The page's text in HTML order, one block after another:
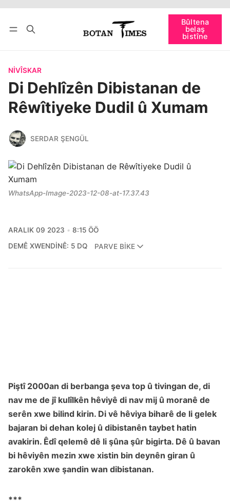
Bûltena
belaş
bistîne
bişopîne
NIVÎSKAR
Di Dehlîzên Dibistanan de
Rêwîtiyeke Dudil û Xumam
SERDAR ŞENGÜL
WhatsApp-Image-2023-12-08-at-17.37.43
ARALIK 09 2023
8:15 ÖÖ
DEMÊ XWENDINÊ: 5 DQ
PARVE BIKE
Piştî 2000an di berbanga şeva top û tivingan de, di
nav me de jî kulîlkên hêviyê di nav mij û moranê de
serên xwe bilind kirin. Di vê hêviya biharê de li gelek
bajaran bi dehan kolej û dibistanên taybet hatin
avakirin. Êdî qelemê dê li şûna şûr bigirta. Dê û bavan
bi hêviyên mezin xwe xistin bin deynên giran û
zarokên xwe şandin wan dibistanan.